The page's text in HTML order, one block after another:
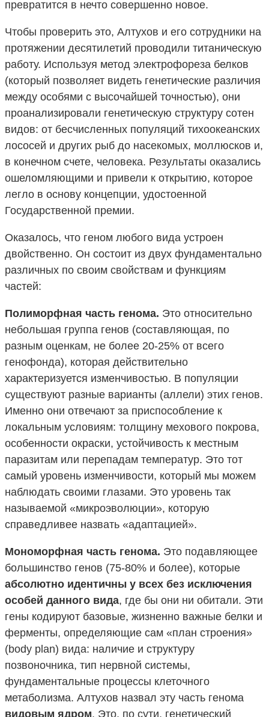
превратится в нечто совершенно новое.
Чтобы проверить это, Алтухов и его сотрудники на
протяжении десятилетий проводили титаническую
работу. Используя метод электрофореза белков
(который позволяет видеть генетические различия
между особями с высочайшей точностью), они
проанализировали генетическую структуру сотен
видов: от бесчисленных популяций тихоокеанских
лососей и других рыб до насекомых, моллюсков и,
в конечном счете, человека. Результаты оказались
ошеломляющими и привели к открытию, которое
легло в основу концепции, удостоенной
Государственной премии.
Оказалось, что геном любого вида устроен
двойственно. Он состоит из двух фундаментально
различных по своим свойствам и функциям
частей:
Полиморфная часть генома. Это относительно
небольшая группа генов (составляющая, по
разным оценкам, не более 20-25% от всего
генофонда), которая действительно
характеризуется изменчивостью. В популяции
существуют разные варианты (аллели) этих генов.
Именно они отвечают за приспособление к
локальным условиям: толщину мехового покрова,
особенности окраски, устойчивость к местным
паразитам или перепадам температур. Это тот
самый уровень изменчивости, который мы можем
наблюдать своими глазами. Это уровень так
называемой «микроэволюции», которую
справедливее назвать «адаптацией».
Мономорфная часть генома. Это подавляющее
большинство генов (75-80% и более), которые
абсолютно идентичны у всех без исключения
особей данного вида, где бы они ни обитали. Эти
гены кодируют базовые, жизненно важные белки и
ферменты, определяющие сам «план строения»
(body plan) вида: наличие и структуру
позвоночника, тип нервной системы,
фундаментальные процессы клеточного
метаболизма. Алтухов назвал эту часть генома
видовым ядром. Это, по сути, генетический